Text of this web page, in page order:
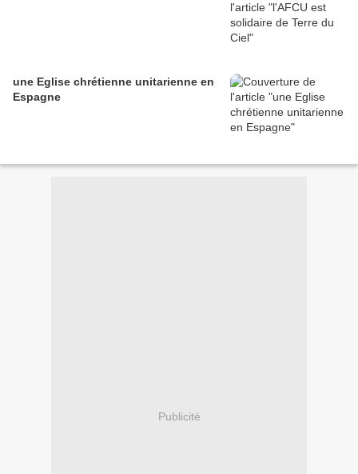
une Eglise chrétienne unitarienne en
Espagne
Publicité